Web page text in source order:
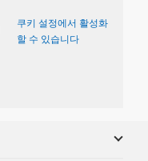
쿠키 설정에서 활성화
할 수 있습니다